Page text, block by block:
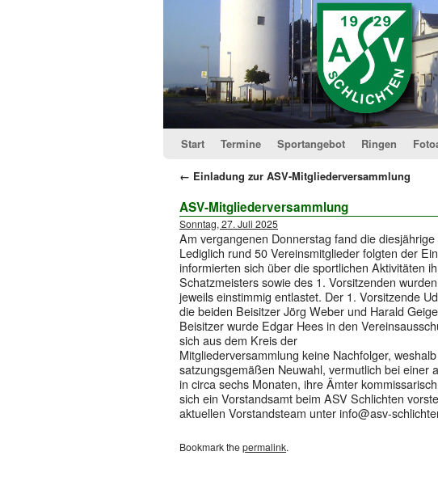
Start Termine Sportangebot Ringen
← Einladung zur ASV-Mitgliederversammlung
ASV-Mitgliederversammlung
Sonntag, 27. Juli 2025
Am vergangenen Donnerstag fand die
Lediglich rund 50 Vereinsmitglieder folgten der
informierten sich über die sportlichen Aktivitäten
Schatzmeisters sowie des 1. Vorsitzenden
jeweils einstimmig entlastet. Der 1. Vorsitzende
die beiden Beisitzer Jörg Weber und Harald
Beisitzer wurde Edgar Hees in den
sich aus dem Kreis der
Mitgliederversammlung keine Nachfolger,
satzungsgemäßen Neuwahl, vermutlich bei einer
in circa sechs Monaten, ihre Ämter
sich ein Vorstandsamt beim ASV Schlichten
aktuellen Vorstandsteam unterinfo@asv-
Bookmark thepermalink.